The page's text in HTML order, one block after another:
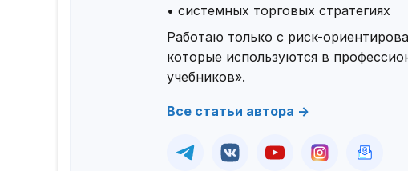
• системных торговых стратегиях
Работаю только с риск-
которые используются в
учебников».
Все статьи автора →